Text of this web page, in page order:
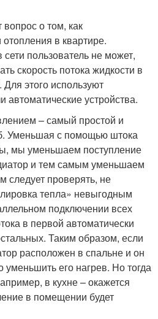
вопрос о том, как
в квартире.
пользователь не может,
скорость потока жидкости в
этого используют
устройства.
– самый простой и
Уменьшая с помощью штока
мы уменьшаем поступление
и тем самым уменьшаем
следует проверять, не
тепла» невыгодным
подключении всех
в первой автоматически
Таким образом, если
расположен в спальне и он
его нагрев. Но тогда
в кухне – окажется
в помещении будет